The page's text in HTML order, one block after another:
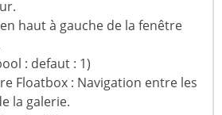
en haut à gauche de la fenêtre
: defaut : 1)
Floatbox : Navigation entre les
la galerie.